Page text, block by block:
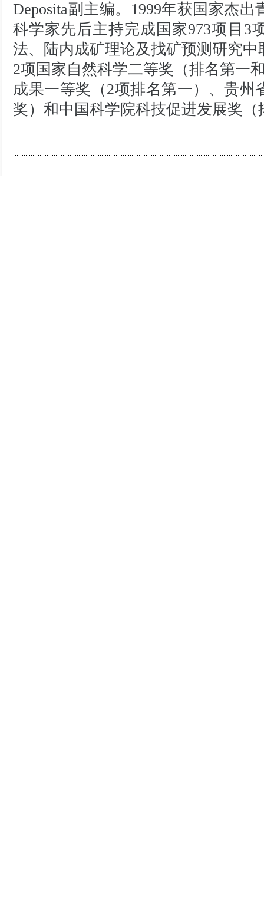
Deposita副主编。1999年获国家杰
科学家先后主持完成国家973项目3
法、陆内成矿理论及找矿预测研究
2项国家自然科学二等奖（排名第一
成果一等奖（2项排名第一）、贵州
奖）和中国科学院科技促进发展奖（